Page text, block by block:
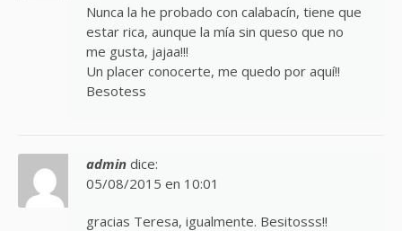
Nunca la he probado con calabacín, tiene que
estar rica, aunque la mía sin queso que no
me gusta, jajaa!!!
Un placer conocerte, me quedo por aquí!!
Besotess
admin dice:
05/08/2015 en 10:01
gracias Teresa, igualmente. Besitosss!!